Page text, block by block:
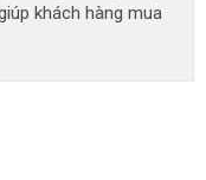
khách hàng mua